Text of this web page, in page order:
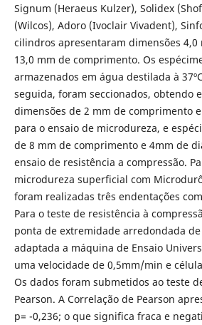
Signum (Heraeus Kulzer), Solidex
(Wilcos), Adoro (Ivoclair Vivadent),
cilindros apresentaram dimensões
13,0 mm de comprimento. Os
armazenados em água destilada à
seguida, foram seccionados, obtendo
dimensões de 2 mm de comprimento
para o ensaio de microdureza, e
de 8 mm de comprimento e 4mm de
ensaio de resistência a compressão.
microdureza superficial com
foram realizadas três endentações
Para o teste de resistência à
ponta de extremidade arredondada
adaptada a máquina de Ensaio
uma velocidade de 0,5mm/min e
Os dados foram submetidos ao teste
Pearson. A Correlação de Pearson
p= -0,236; o que significa fraca e